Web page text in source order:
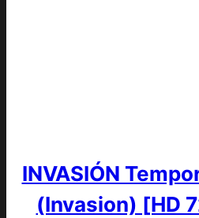
INVASIÓN
(Invasion) [HD